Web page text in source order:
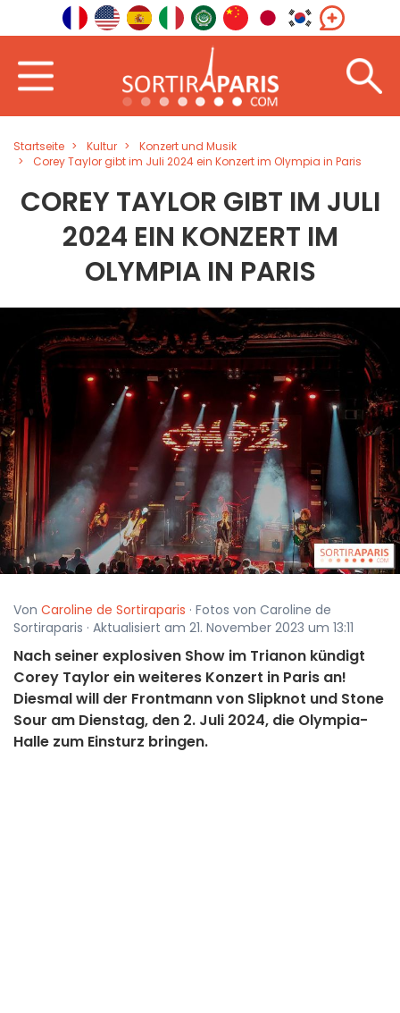
Startseite Kultur
Konzert und Musik
Corey Taylor gibt im Juli 2024 ein Konzert im Olympia in Paris
COREY TAYLOR GIBT IM JULI
2024 EIN KONZERT IM
OLYMPIA IN PARIS
Von Caroline de Sortiraparis · Fotos von Caroline de
Sortiraparis · Aktualisiert am 21. November 2023 um 13:11
Nach seiner explosiven Show im Trianon kündigt
Corey Taylor ein weiteres Konzert in Paris an!
Diesmal will der Frontmann von Slipknot und Stone
Sour am Dienstag, den 2. Juli 2024, die Olympia-
Halle zum Einsturz bringen.